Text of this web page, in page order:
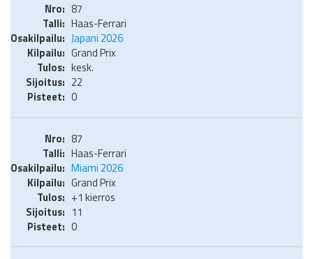
87
Haas-Ferrari
Japani 2026
Grand Prix
kesk.
22
0
87
Haas-Ferrari
Miami 2026
Grand Prix
+1 kierros
11
0